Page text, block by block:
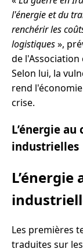
l'énergie et du
renchérir les
logistiques»,
de
Selon lui, la
rend
crise.
L’énergie
industrielles
Les premières
traduites sur